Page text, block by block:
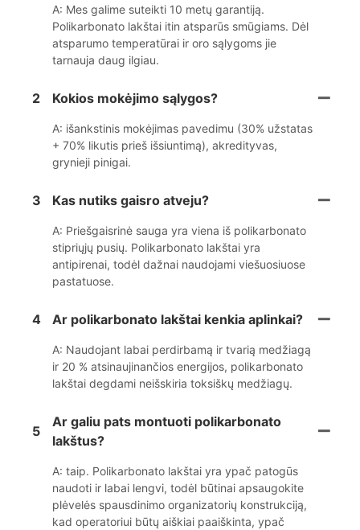
A: Mes galime suteikti 10 metų garantiją.
Polikarbonato lakštai itin atsparūs smūgiams. Dėl
atsparumo temperatūrai ir oro sąlygoms jie
tarnauja daug ilgiau.
2 Kokios mokėjimo sąlygos?
A: išankstinis mokėjimas pavedimu (30% užstatas
+ 70% likutis prieš išsiuntimą), akredityvas,
grynieji pinigai.
3 Kas nutiks gaisro atveju?
A: Priešgaisrinė sauga yra viena iš polikarbonato
stipriųjų pusių. Polikarbonato lakštai yra
antipirenai, todėl dažnai naudojami viešuosiuose
pastatuose.
4 Ar polikarbonato lakštai kenkia aplinkai?
A: Naudojant labai perdirbamą ir tvarią medžiagą
ir 20 % atsinaujinančios energijos, polikarbonato
lakštai degdami neišskiria toksiškų medžiagų.
5
Ar galiu pats montuoti polikarbonato
lakštus?
A: taip. Polikarbonato lakštai yra ypač patogūs
naudoti ir labai lengvi, todėl būtinai apsaugokite
plėvelės spausdinimo organizatorių konstrukciją,
kad operatoriui būtų aiškiai paaiškinta, ypač